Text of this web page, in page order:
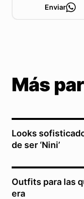
Enviar
Más
Looks
de ser ‘Nini’
Outfits para las
era